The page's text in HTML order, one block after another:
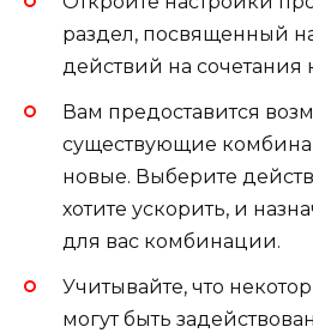
раздел, посвященный
действий на сочетания
Вам предоставится
существующие
новые. Выберите
хотите ускорить, и
для вас комбинации.
Учитывайте, что
могут быть